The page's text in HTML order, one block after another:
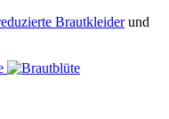
Brautkleiderund